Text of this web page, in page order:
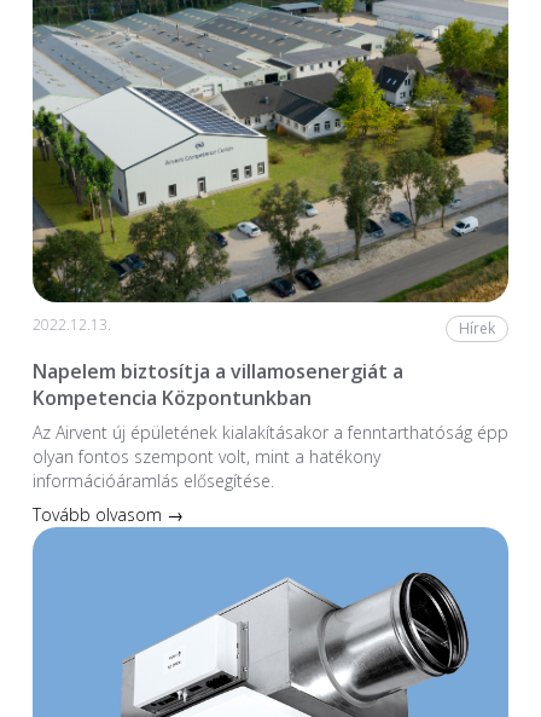
2022.12.13. Hírek
Napelem biztosítja a villamosenergiát a
Kompetencia Központunkban
Az Airvent új épületének kialakításakor a fenntarthatóság épp
olyan fontos szempont volt, mint a hatékony
információáramlás elősegítése.
Tovább olvasom →